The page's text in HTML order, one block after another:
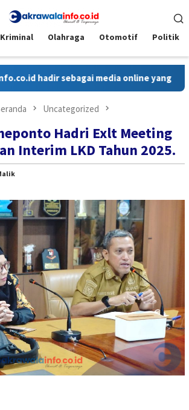
Kriminal Olahraga Otomotif Politik
sebagai media online yang menyajikan
Uncategorized
Hadri Exlt Meeting
Interim LKD Tahun 2025.